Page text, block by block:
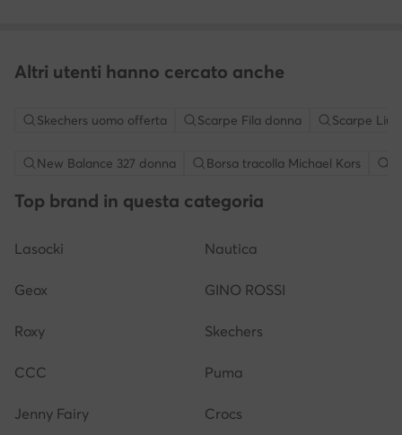
Altri utenti hanno cercato anche
Skechers uomo offerta Scarpe Fila donna Scarpe Liu
New Balance 327 donna Borsa tracolla Michael Kors
Top brand in questa categoria
Lasocki Nautica
Geox GINO ROSSI
Roxy Skechers
CCC Puma
Jenny Fairy Crocs